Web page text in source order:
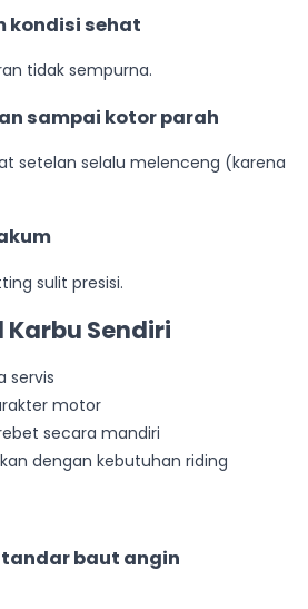
kondisi sehat
tidak sempurna.
sampai kotor parah
setelan selalu melenceng (karena
sulit presisi.
Karbu Sendiri
servis
motor
secara mandiri
dengan kebutuhan riding
baut angin